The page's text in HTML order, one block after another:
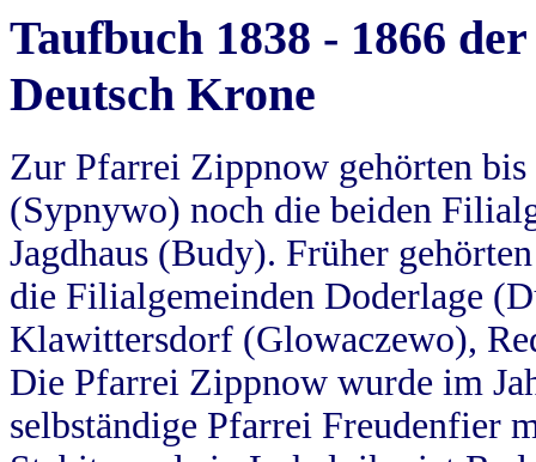
Taufbuch 1838 - 1866
Deutsch Krone
Zur Pfarrei Zippnow gehörten
(Sypnywo) noch die beiden
Jagdhaus (Budy). Früher
die Filialgemeinden Doderlage
Klawittersdorf (Glowaczewo),
Die Pfarrei Zippnow wurde im
selbständige Pfarrei Freudenfier